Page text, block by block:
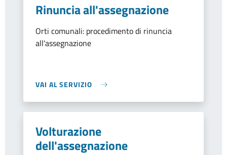
Rinuncia all'assegnazione
Orti comunali: procedimento di rinuncia
all'assegnazione
VAI AL SERVIZIO
Volturazione
dell'assegnazione